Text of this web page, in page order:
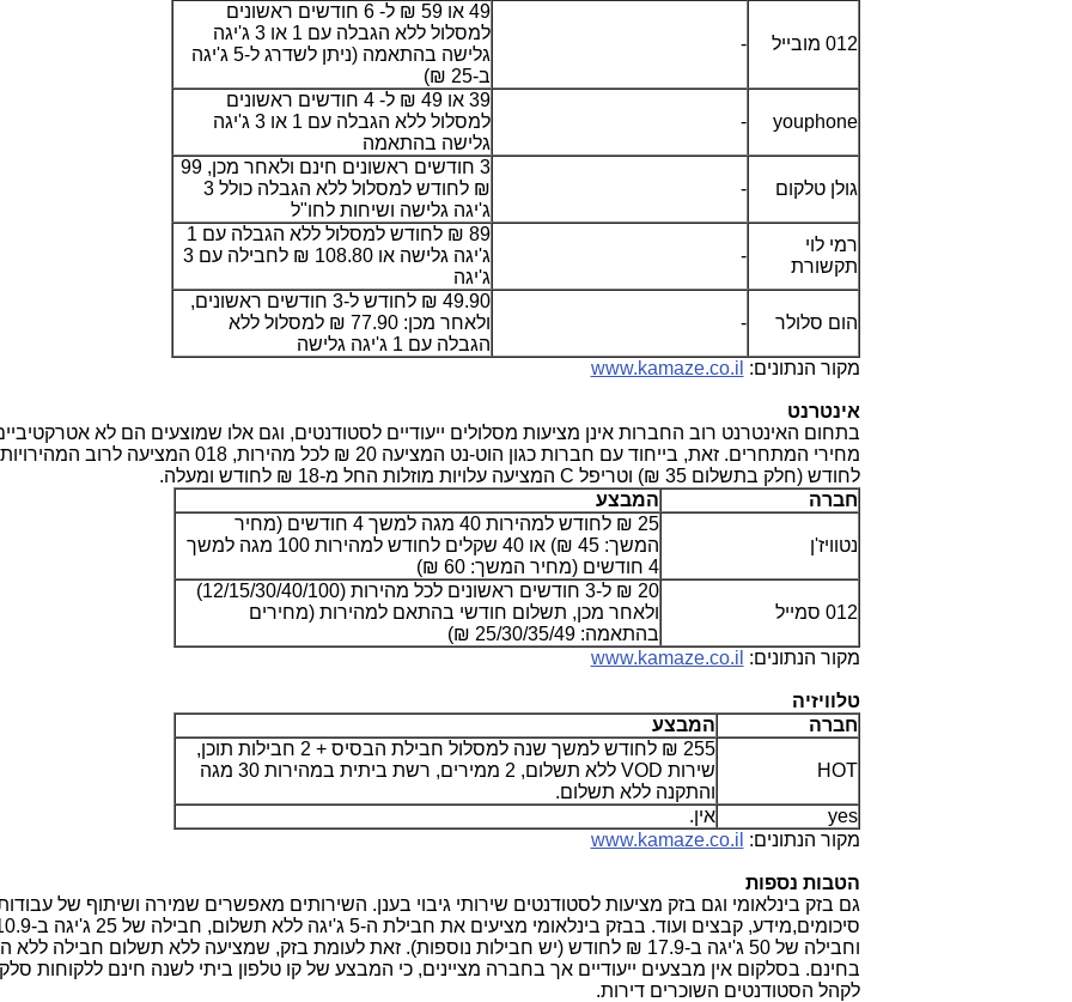
012 מובייל -
49 או 59 ₪ ל- 6 חודשים ראשונים
למסלול ללא הגבלה עם 1 או 3 ג'יגה
גלישה בהתאמה (ניתן לשדרג ל-5 ג'יגה
ב-25 ₪)
youphone
-
39 או 49 ₪ ל- 4 חודשים ראשונים
למסלול ללא הגבלה עם 1 או 3 ג'יגה
גלישה בהתאמה
גולן טלקום -
3 חודשים ראשונים חינם ולאחר מכן, 99
₪ לחודש למסלול ללא הגבלה כולל 3
ג'יגה גלישה ושיחות לחו"ל
רמי לוי
תקשורת
-
89 ₪ לחודש למסלול ללא הגבלה עם 1
ג'יגה גלישה או 108.80 ₪ לחבילה עם 3
ג'יגה
הום סלולר -
49.90 ₪ לחודש ל-3 חודשים ראשונים,
ולאחר מכן: 77.90 ₪ למסלול ללא
הגבלה עם 1 ג'יגה גלישה
מקור הנתונים: www.kamaze.co.il
אינטרנט
בתחום האינטרנט רוב החברות אינן מציעות מסלולים ייעודיים לסטודנטים, וגם אלו שמוצעים הם לא
לחודש (חלק בתשלום 35 ₪) וטריפל
C המציעה עלויות מוזלות החל מ-18 ₪ לחודש ומעלה.
חברה
המבצע
נטוויז'ן
25 ₪ לחודש למהירות 40 מגה למשך 4 חודשים (מחיר
המשך: 45 ₪) או 40 שקלים לחודש למהירות 100 מגה למשך
4 חודשים (מחיר המשך: 60 ₪)
012 סמייל
20 ₪ ל-3 חודשים ראשונים לכל מהירות (12/15/30/40/100)
ולאחר מכן, תשלום חודשי בהתאם למהירות (מחירים
בהתאמה: 25/30/35/49 ₪)
מקור הנתונים: www.kamaze.co.il
טלוויזיה
חברה
המבצע
HOT
255 ₪ לחודש למשך שנה למסלול חבילת הבסיס + 2 חבילות תוכן,
שירות VOD
ללא תשלום, 2 ממירים, רשת ביתית במהירות 30 מגה
והתקנה ללא תשלום.
yes
אין.
מקור הנתונים: www.kamaze.co.il
הטבות נספות
גם בזק בינלאומי וגם בזק מציעות לסטודנטים שירותי גיבוי בענן. השירותים מאפשרים שמירה ושיתוף של
וחבילה של 50 ג'יגה ב-17.9 ₪ לחודש (יש חבילות נוספות). זאת לעומת בזק, שמציעה ללא תשלום חבילה
בחינם. בסלקום אין מבצעים ייעודיים אך בחברה מציינים, כי המבצע של קו טלפון ביתי לשנה חינם ללקוחות
לקהל הסטודנטים השוכרים דירות.